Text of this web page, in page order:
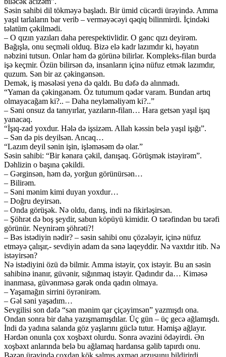
Səsin sahibi dil tökməyə başladı. Bir ümid cücərdi ürəyində. Amma
yaşıl tarlaların bar verib – verməyəcəyi qəqiq bilinmirdi. İçindəki
təlatüm çəkilmədi.
– O qızın yazıları daha perespektivlidir. O gənc qızı deyirəm.
Bağışla, onu seçməli olduq. Bizə elə kadr lazımdır ki, həyatın
nəbzini tutsun. Onlar həm də görünə bilirlər. Kompleks-filan burda
işə keçmir. Özün bilirsən də, insanların içinə nüfuz etmək lazımdır,
quzum. Sən bir az çəkingənsən.
Demək, iş məsələsi yenə də qaldı. Bu dəfə də alınmadı.
“Yaman da çəkingənəm. Öz tutumum qədər varam. Bundan artıq
olmayacağam ki?.. – Daha neyləməliyəm ki?..”
– Səni onsuz da tanıyırlar, yazıların-filan… Hara getsən yaşıl işıq
yanacaq.
“İşıq-zad yoxdur. Hələ də işsizəm. Allah kəssin belə yaşıl işığı”.
– Sən də pis deyilsən. Ancaq…
“Lazım deyil sənin işin, işləməsəm də olar.”
Səsin sahibi: “Bir kənara çəkil, danışaq. Görüşmək istəyirəm”.
Dəhlizin o başına çəkildi.
– Gərginsən, həm də, yorğun görünürsən…
– Bilirəm.
– Səni mənim kimi duyan yoxdur…
– Doğru deyirsən.
– Onda görüşək. Nə oldu, danış, indi nə fikirləşirsən.
– Şöhrət də boş şeydir, sabun köpüyü kimidir. O tərəfindən bu tərəfi
görünür. Neynirəm şöhrəti?!
– Bəs istədiyin nədir? – səsin sahibi onu çözələyir, içinə nüfuz
etməyə çalışır,- sevdiyin adam da sənə laqeyddir. Nə vaxtdır itib. Nə
istəyirsən?
Nə istədiyini özü də bilmir. Amma istəyir, çox istəyir. Bu an səsin
sahibinə inanır, güvənir, sığınmaq istəyir. Qadındır da… Kiməsə
inanmasa, güvənməsə gərək onda qadın olmaya.
– Yaşamağın sirrini öyrənirəm.
– Gəl səni yaşadım…
Sevgilisi son dəfə “sən mənim qar çiçəyimsən” yazmışdı ona.
Ondan sonra bir daha yazışmamışdılar. Üç gün – üç gecə ağlamışdı.
İndi də yadına salanda göz yaşlarını güclə tutur. Həmişə ağlayır.
Hərdən onunla çox xoşbəxt olurdu. Sonra əvəzini ödəyirdi. Ən
xoşbəxt anlarında belə bu ağlamaq hardansa gəlib tapırdı onu.
Bəzən ürəyində çoxdan kök salmış axmaq arzusunu bildirirdi